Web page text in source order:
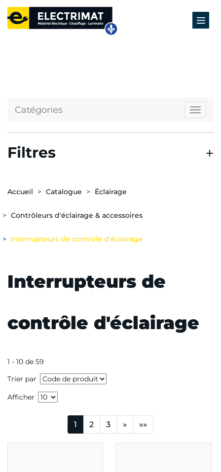
Catégories
Filtres
Accueil Catalogue Éclairage
Contrôleurs d'éclairage & accessoires
Interrupteurs de contrôle d'éclairage
Interrupteurs de
contrôle d'éclairage
1 - 10 de 59
Trier par
Afficher
1 2 3 » »»